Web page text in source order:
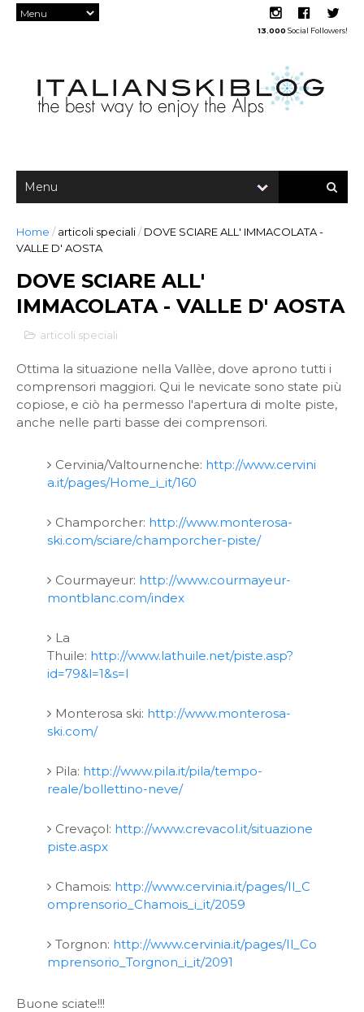
13.000 Social Followers!
Home / articoli speciali/ DOVE SCIARE ALL' IMMACOLATA -
VALLE D' AOSTA
DOVE SCIARE ALL'
IMMACOLATA - VALLE D' AOSTA
articoli speciali
Ottima la situazione nella Vallèe, dove aprono tutti i
comprensori maggiori. Qui le nevicate sono state più
copiose, e ciò ha permesso l'apertura di molte piste,
anche nelle parti basse dei comprensori.
Cervinia/Valtournenche: http://www.cervini
a.it/pages/Home_i_it/160
Champorcher: http://www.monterosa-
ski.com/sciare/champorcher-piste/
Courmayeur: http://www.courmayeur-
montblanc.com/index
La
Thuile: http://www.lathuile.net/piste.asp?
id=79&l=1&s=I
Monterosa ski: http://www.monterosa-
ski.com/
Pila: http://www.pila.it/pila/tempo-
reale/bollettino-neve/
Crevaçol: http://www.crevacol.it/situazione
piste.aspx
Chamois: http://www.cervinia.it/pages/Il_C
omprensorio_Chamois_i_it/2059
Torgnon: http://www.cervinia.it/pages/Il_Co
mprensorio_Torgnon_i_it/2091
Buone sciate!!!